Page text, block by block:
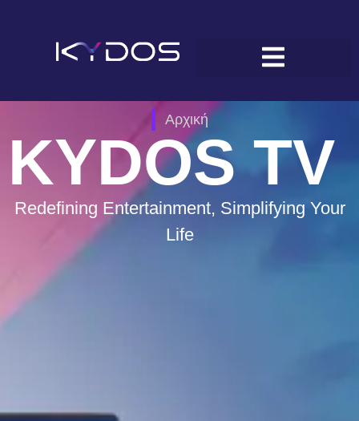
Αρχική
KYDOS TV
Redefining Entertainment, Simplifying Your
Life